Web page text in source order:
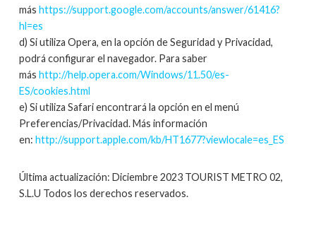
más https://support.google.com/accounts/answer/61416?
hl=es
d) Si utiliza Opera, en la opción de Seguridad y Privacidad,
podrá configurar el navegador. Para saber
más http://help.opera.com/Windows/11.50/es-
ES/cookies.html
e) Si utiliza Safari encontrará la opción en el menú
Preferencias/Privacidad. Más información
en: http://support.apple.com/kb/HT1677?viewlocale=es_ES
Última actualización: Diciembre 2023 TOURIST METRO 02,
S.L.U Todos los derechos reservados.